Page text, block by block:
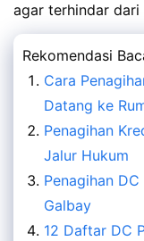
agar terhindar dari
Rekomendasi
Cara
Datang ke
Penagihan
Jalur Hukum
Penagihan
Galbay
12 Daftar DC